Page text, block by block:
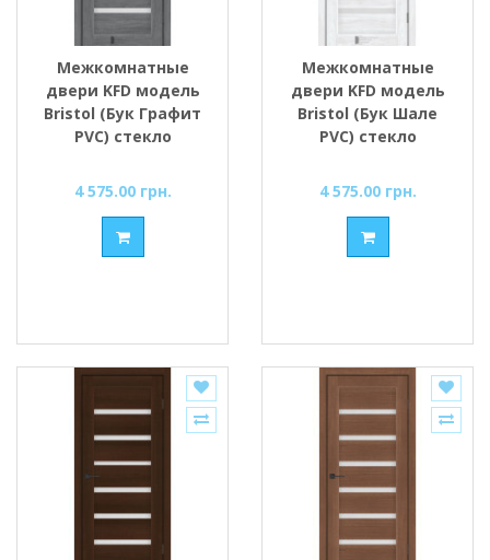
Межкомнатные
двери KFD модель
Bristol (Бук Графит
PVC) стекло
4 575.00 грн.
Межкомнатные
двери KFD модель
Bristol (Бук Шале
PVC) стекло
4 575.00 грн.